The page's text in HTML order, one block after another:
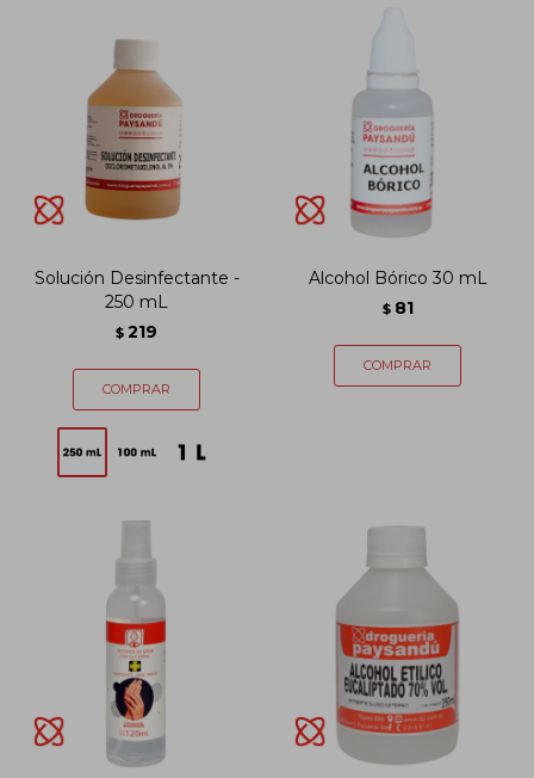
Solución Desinfectante -
250 mL
$ 219
Alcohol Bórico 30 mL
$ 81